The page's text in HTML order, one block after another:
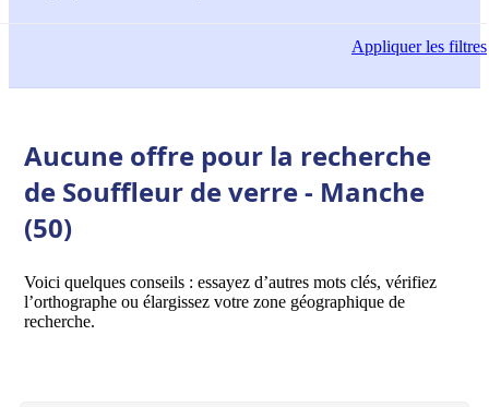
Appliquerles filtres
Aucune offre pour la recherche
de Souffleur de verre - Manche
(50)
Voici quelques conseils : essayez d’autres mots clés, vérifiez
l’orthographe ou élargissez votre zone géographique de
recherche.